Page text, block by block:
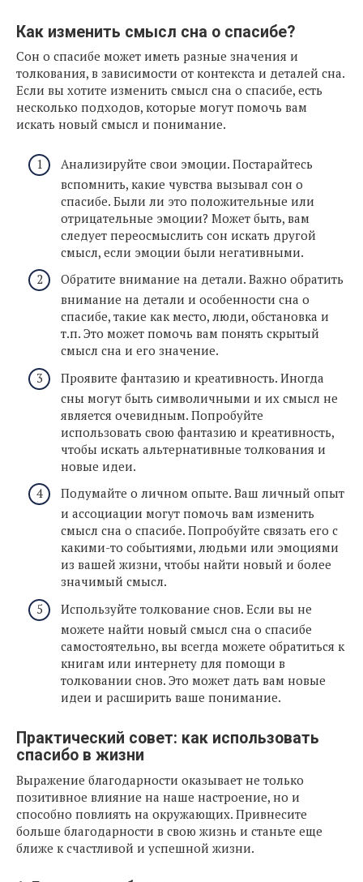
Как изменить смысл сна о спасибе?
Сон о спасибе может иметь разные значения и
толкования, в зависимости от контекста и деталей сна.
Если вы хотите изменить смысл сна о спасибе, есть
несколько подходов, которые могут помочь вам
искать новый смысл и понимание.
Анализируйте свои эмоции. Постарайтесь
вспомнить, какие чувства вызывал сон о
спасибе. Были ли это положительные или
отрицательные эмоции? Может быть, вам
следует переосмыслить сон искать другой
смысл, если эмоции были негативными.
Обратите внимание на детали. Важно обратить
внимание на детали и особенности сна о
спасибе, такие как место, люди, обстановка и
т.п. Это может помочь вам понять скрытый
смысл сна и его значение.
Проявите фантазию и креативность. Иногда
сны могут быть символичными и их смысл не
является очевидным. Попробуйте
использовать свою фантазию и креативность,
чтобы искать альтернативные толкования и
новые идеи.
Подумайте о личном опыте. Ваш личный опыт
и ассоциации могут помочь вам изменить
смысл сна о спасибе. Попробуйте связать его с
какими-то событиями, людьми или эмоциями
из вашей жизни, чтобы найти новый и более
значимый смысл.
Используйте толкование снов. Если вы не
можете найти новый смысл сна о спасибе
самостоятельно, вы всегда можете обратиться к
книгам или интернету для помощи в
толковании снов. Это может дать вам новые
идеи и расширить ваше понимание.
Практический совет: как использовать
спасибо в жизни
Выражение благодарности оказывает не только
позитивное влияние на наше настроение, но и
способно повлиять на окружающих. Привнесите
больше благодарности в свою жизнь и станьте еще
ближе к счастливой и успешной жизни.